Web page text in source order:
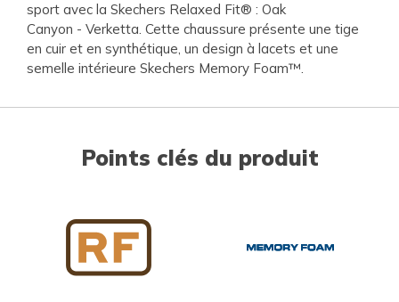
sport avec la Skechers Relaxed Fit® : Oak
Canyon - Verketta. Cette chaussure présente une tige
en cuir et en synthétique, un design à lacets et une
semelle intérieure Skechers Memory Foam™.
Points clés du produit